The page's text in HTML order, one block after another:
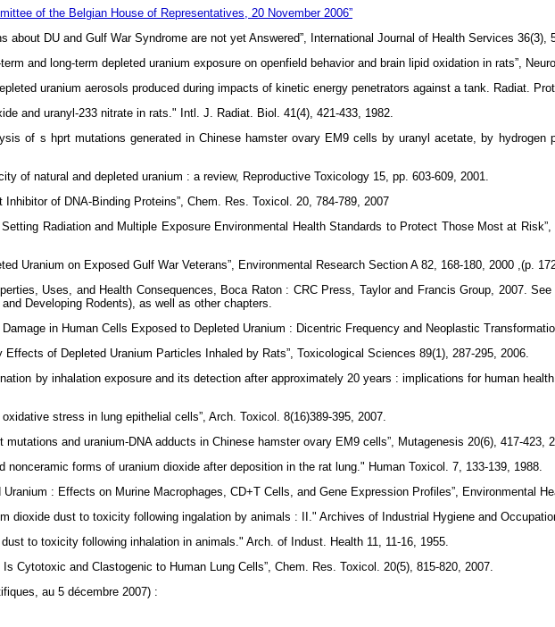
of the Belgian House of Representatives, 20 November 2006”
about DU and Gulf War Syndrome are not yet Answered”, International Journal of Health Services 36(3),
and long-term depleted uranium exposure on openfield behavior and brain lipid oxidation in rats”,
uranium aerosols produced during impacts of kinetic energy penetrators against a tank. Radiat.
and uranyl-233 nitrate in rats." Intl. J. Radiat. Biol. 41(4), 421-433, 1982.
of s hprt mutations generated in Chinese hamster ovary EM9 cells by uranyl acetate, by hydrogen
of natural and depleted uranium : a review, Reproductive Toxicology 15, pp. 603-609, 2001.
of DNA-Binding Proteins”, Chem. Res. Toxicol. 20, 784-789, 2007
Radiation and Multiple Exposure Environmental Health Standards to Protect Those Most at Risk”,
Uranium on Exposed Gulf War Veterans”, Environmental Research Section A 82, 168-180, 2000 ,(p.
Uses, and Health Consequences, Boca Raton : CRC Press, Taylor and Francis Group, 2007.
Developing Rodents), as well as other chapters.
in Human Cells Exposed to Depleted Uranium : Dicentric Frequency and Neoplastic
of Depleted Uranium Particles Inhaled by Rats”, Toxicological Sciences 89(1), 287-295, 2006.
by inhalation exposure and its detection after approximately 20 years : implications for human
stress in lung epithelial cells”, Arch. Toxicol. 8(16)389-395, 2007.
and uranium-DNA adducts in Chinese hamster ovary EM9 cells”, Mutagenesis 20(6), 417-423,
forms of uranium dioxide after deposition in the rat lung." Human Toxicol. 7, 133-139, 1988.
: Effects on Murine Macrophages, CD+T Cells, and Gene Expression Profiles”, Environmental
dioxide dust to toxicity following ingalation by animals : II." Archives of Industrial Hygiene and
to toxicity following inhalation in animals." Arch. of Indust. Health 11, 11-16, 1955.
Cytotoxic and Clastogenic to Human Lung Cells”, Chem. Res. Toxicol. 20(5), 815-820, 2007.
au 5 décembre 2007) :